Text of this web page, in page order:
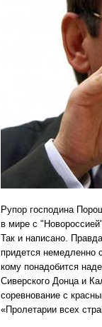
Рупор господина
в мире с
Так и написано.
придется немедленно
кому понадобится
Сиверского Донца и
соревнование с
«Пролетарии всех